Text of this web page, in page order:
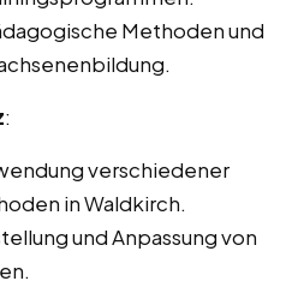
Methoden und
:
verschiedener
in Waldkirch.
und Anpassung von